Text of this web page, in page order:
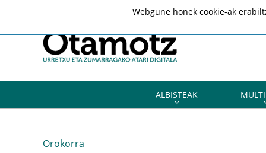
ALBISTEAK
Orokorra
Webgune honek cookie-ak